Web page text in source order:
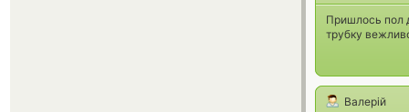
Пришлось пол
трубку
Валерій